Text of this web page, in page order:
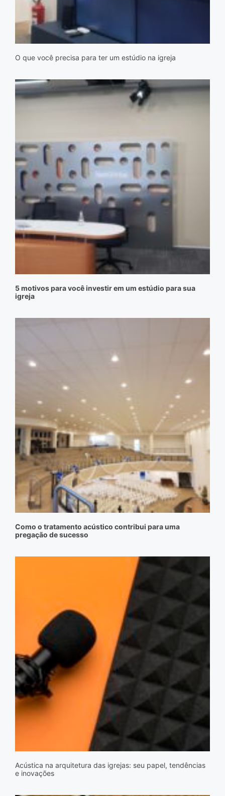
O que você precisa para ter um estúdio na igreja
5 motivos para você investir em um estúdio para sua
igreja
Como o tratamento acústico contribui para uma
pregação de sucesso
Acústica na arquitetura das igrejas: seu papel, tendências
e inovações